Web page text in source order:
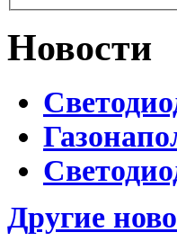
Новости
Другие